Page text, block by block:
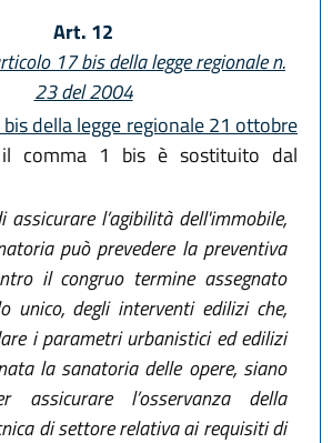
Art. 12
17 bis della legge regionale n.
23 del 2004
della legge regionale 21 ottobre
comma 1 bis è sostituito dal
l’agibilità dell'immobile,
può prevedere la preventiva
il congruo termine assegnato
unico, degli interventi edilizi che,
i parametri urbanistici ed edilizi
la sanatoria delle opere, siano
assicurare l’osservanza della
di settore relativa ai requisiti di